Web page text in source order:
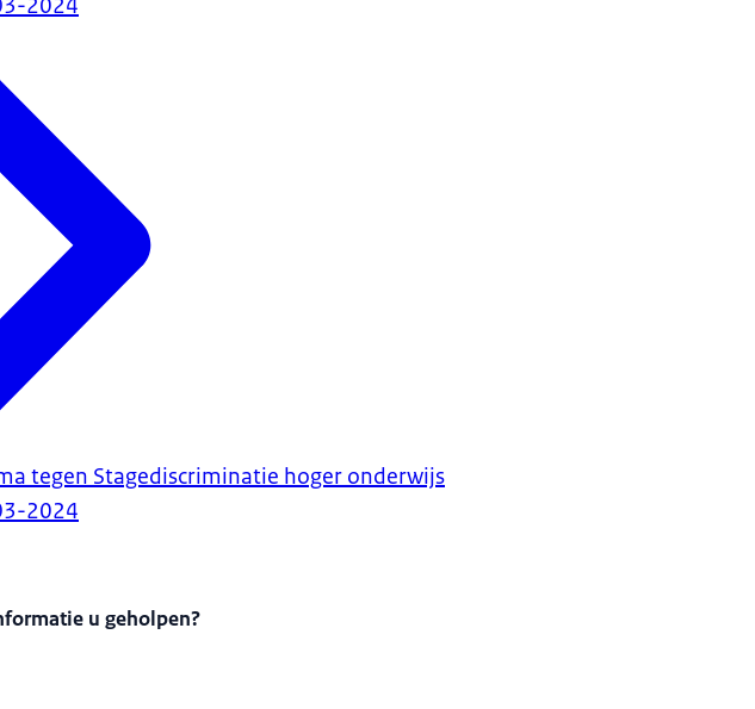
2024
tegen Stagediscriminatie hoger onderwijs
2024
u geholpen?